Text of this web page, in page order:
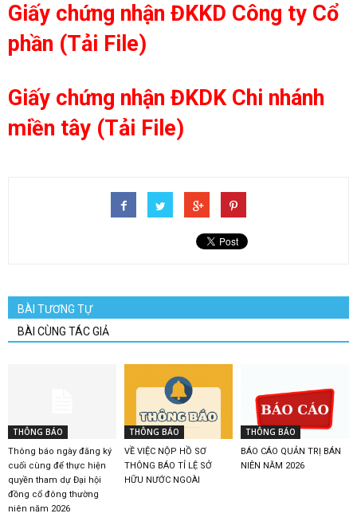
Giấy chứng nhận ĐKKD Công ty Cổ
phần (Tải File)
Giấy chứng nhận ĐKDK Chi nhánh
miền tây (Tải File)
BÀI TƯƠNG TỰ
BÀI CÙNG TÁC GIẢ
THÔNG BÁO
Thông báo ngày đăng ký
cuối cùng để thực hiện
quyền tham dự Đại hội
đồng cổ đông thường
niên năm 2026
THÔNG BÁO
VỀ VIỆC NỘP HỒ SƠ
THÔNG BÁO TỈ LỆ SỞ
HỮU NƯỚC NGOÀI
THÔNG BÁO
BÁO CÁO QUẢN TRỊ BÁN
NIÊN NĂM 2026